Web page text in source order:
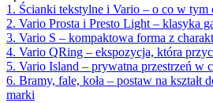
1. Ścianki tekstylne i Vario – o co w tym
2. Vario Prosta i Presto Light – klasyka
3. Vario S – kompaktowa forma z
4. Vario QRing – ekspozycja, która
5. Vario Island – prywatna przestrzeń w
6. Bramy, fale, koła – postaw na kształt
marki